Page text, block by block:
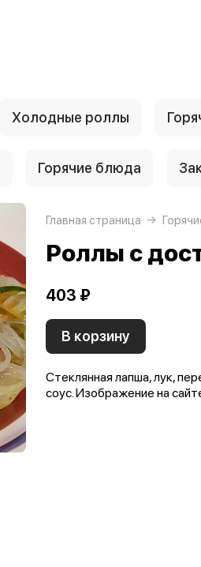
Холодные роллы
Горячие блюда
Главная страница
Роллы с
403 ₽
В корзину
Стеклянная лапша, лук,
соус. Изображение на